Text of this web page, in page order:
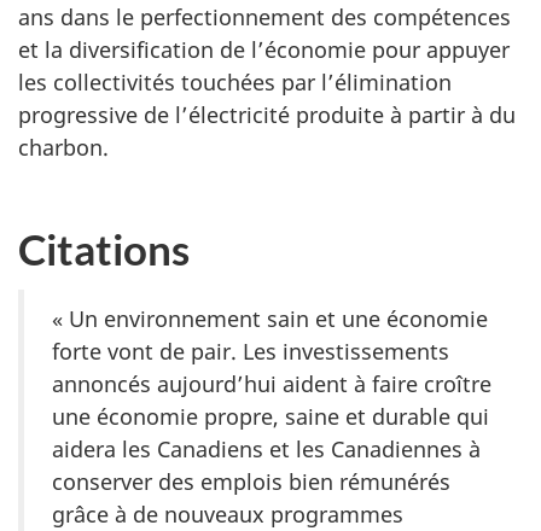
ans dans le perfectionnement des compétences
et la diversification de l’économie pour appuyer
les collectivités touchées par l’élimination
progressive de l’électricité produite à partir à du
charbon.
Citations
« Un environnement sain et une économie
forte vont de pair. Les investissements
annoncés aujourd’hui aident à faire croître
une économie propre, saine et durable qui
aidera les Canadiens et les Canadiennes à
conserver des emplois bien rémunérés
grâce à de nouveaux programmes